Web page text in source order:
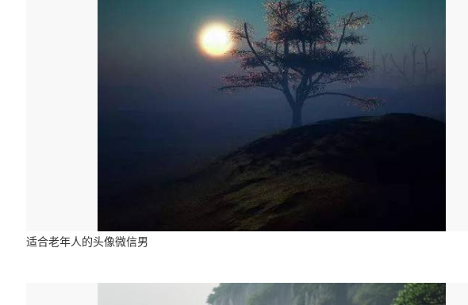
适合老年人的头像微信男